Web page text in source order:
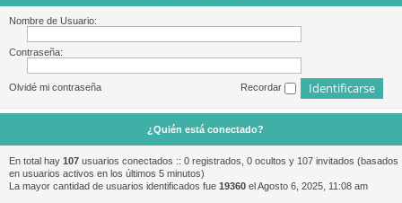
Nombre de Usuario:
Contraseña:
Olvidé mi contraseña Recordar
¿Quién está conectado?
En total hay 107 usuarios conectados :: 0 registrados, 0 ocultos y 107 invitados (basados
en usuarios activos en los últimos 5 minutos)
La mayor cantidad de usuarios identificados fue 19360 el Agosto 6, 2025, 11:08 am